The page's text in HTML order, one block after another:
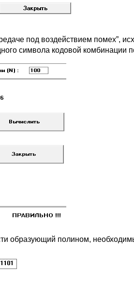
под воздействием помех”,
символа кодовой комбинации
образующий полином,